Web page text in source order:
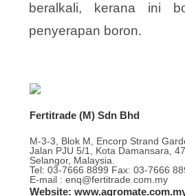
beralkali, kerana ini
penyerapan boron.
Fertitrade (M) Sdn Bhd
M-3-3, Blok M, Encorp Strand
Jalan PJU 5/1, Kota Damansara,
Selangor, Malaysia.
Tel: 03-7666 8899 Fax: 03-7666
E-mail : enq@fertitrade.com.my
Website: